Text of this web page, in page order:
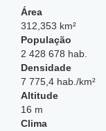
Área
312,353 km²
População
2 428 678 hab.
Densidade
7 775,4 hab./km²
Altitude
16 m
Clima